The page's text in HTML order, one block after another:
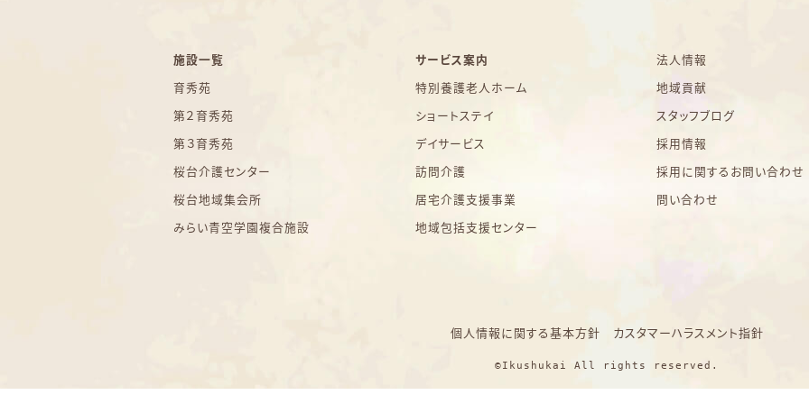
施設一覧
育秀苑
第２育秀苑
第３育秀苑
桜台介護センター
桜台地域集会所
みらい青空学園複合施設
サービス案内
特別養護老人ホーム
ショートステイ
デイサービス
訪問介護
居宅介護支援事業
地域包括支援センター
法人情報
地域貢献
スタッフブログ
採用情報
採用に関するお問い合わせ
問い合わせ
個人情報に関する基本方針 カスタマーハラスメント指針
©Ikushukai All rights reserved.